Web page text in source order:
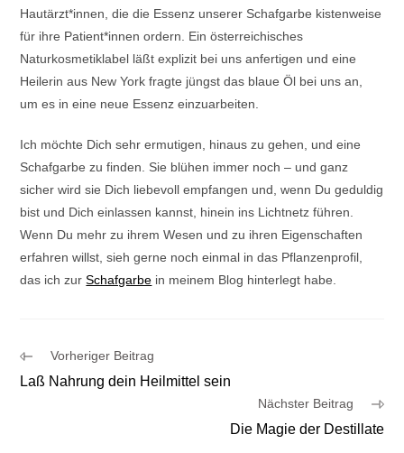
Hautärzt*innen, die die Essenz unserer Schafgarbe kistenweise
für ihre Patient*innen ordern. Ein österreichisches
Naturkosmetiklabel läßt explizit bei uns anfertigen und eine
Heilerin aus New York fragte jüngst das blaue Öl bei uns an,
um es in eine neue Essenz einzuarbeiten.
Ich möchte Dich sehr ermutigen, hinaus zu gehen, und eine
Schafgarbe zu finden. Sie blühen immer noch – und ganz
sicher wird sie Dich liebevoll empfangen und, wenn Du geduldig
bist und Dich einlassen kannst, hinein ins Lichtnetz führen.
Wenn Du mehr zu ihrem Wesen und zu ihren Eigenschaften
erfahren willst, sieh gerne noch einmal in das Pflanzenprofil,
das ich zurSchafgarbe in meinem Blog hinterlegt habe.
Weitere
ansehen
Vorheriger Beitrag
Laß Nahrung dein Heilmittel sein
Nächster Beitrag
Die Magie der Destillate